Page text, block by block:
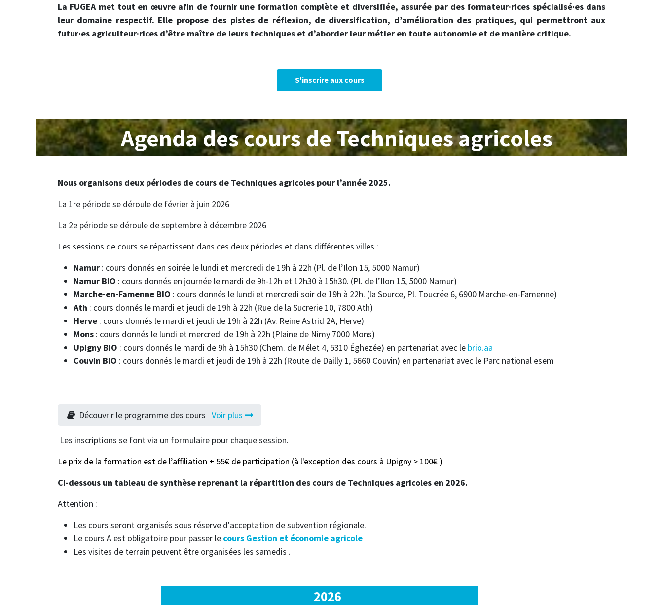
La FUGEA met tout en œuvre afin de fournir une formation complète et diversifiée, assurée par des formateur·rices spécialisé·es dans
leur domaine respectif. Elle propose des pistes de réflexion, de diversification, d’amélioration des pratiques, qui permettront aux
futur·es agriculteur·rices d’être maître de leurs techniques et d’aborder leur métier en toute autonomie et de manière critique.
S'inscrire aux cours
Agenda des cours de Techniques agricoles
Nous organisons deux périodes de cours de Techniques agricoles pour l’année 2025.
La 1re période se déroule de février à juin 2026
La 2e période se déroule de septembre à décembre 2026
Les sessions de cours se répartissent dans ces deux périodes et dans différentes villes :
Namur : cours donnés en soirée le lundi et mercredi de 19h à 22h (Pl. de l’Ilon 15, 5000 Namur)
Namur BIO : cours donnés en journée le mardi de 9h-12h et 12h30 à 15h30. (Pl. de l’Ilon 15, 5000 Namur)
Marche-en-Famenne BIO : cours donnés le lundi et mercredi soir de 19h à 22h. (la Source, Pl. Toucrée 6, 6900 Marche-en-Famenne)
Ath : cours donnés le mardi et jeudi de 19h à 22h (Rue de la Sucrerie 10, 7800 Ath)
Herve : cours donnés le mardi et jeudi de 19h à 22h (Av. Reine Astrid 2A, Herve)
Mons : cours donnés le lundi et mercredi de 19h à 22h (Plaine de Nimy 7000 Mons)
Upigny BIO : cours donnés le mardi de 9h à 15h30 (Chem. de Mélet 4, 5310 Éghezée) en partenariat avec le brio.aa
Couvin BIO : cours donnés le mardi et jeudi de 19h à 22h (Route de Dailly 1, 5660 Couvin) en partenariat avec le Parc national esem
Découvrir le programme des coursVoir plus
Les inscriptions se font via un formulaire pour chaque session.
Le prix de la formation est de l’affiliation + 55€ de participation (à l'exception des cours à Upigny > 100€ )
Ci-dessous un tableau de synthèse reprenant la répartition des cours de Techniques agricoles en 2026.
Attention :
Les cours seront organisés sous réserve d'acceptation de subvention régionale.
Le cours A est obligatoire pour passer le ​ cours Gestion et économie agricole
Les visites de terrain peuvent être organisées les samedis .
2026